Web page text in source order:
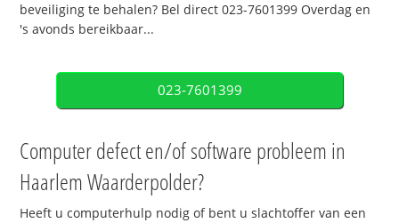
beveiliging te behalen? Bel direct 023-7601399 Overdag en
's avonds bereikbaar...
023-7601399
Computer defect en/of software probleem in
Haarlem Waarderpolder?
Heeft u computerhulp nodig of bent u slachtoffer van een